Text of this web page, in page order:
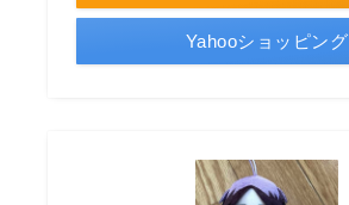
Yahooショッピング